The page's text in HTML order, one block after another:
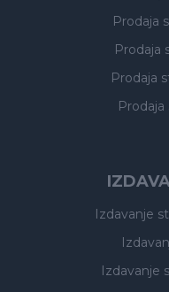
Prodaja
Prodaja
Prodaja
Prodaja
Izdavanje
Izdavanje